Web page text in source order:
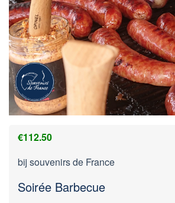
€112.50
bij souvenirs de France
Soirée Barbecue